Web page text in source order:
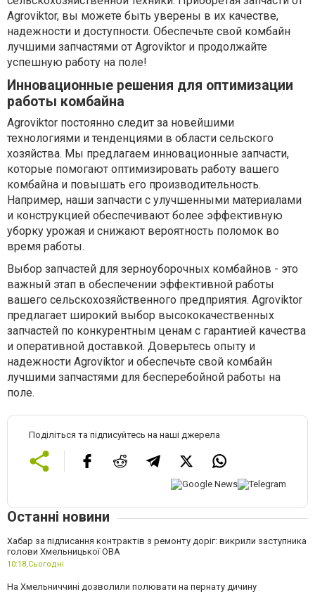
Agroviktor, вы можете быть уверены в их качестве,
надежности и доступности. Обеспечьте свой комбайн
лучшими запчастями от Agroviktor и продолжайте
успешную работу на поле!
Инновационные решения для оптимизации
работы комбайна
Agroviktor постоянно следит за новейшими
технологиями и тенденциями в области сельского
хозяйства. Мы предлагаем инновационные запчасти,
которые помогают оптимизировать работу вашего
комбайна и повышать его производительность.
Например, наши запчасти с улучшенными материалами
и конструкцией обеспечивают более эффективную
уборку урожая и снижают вероятность поломок во
время работы.
Выбор запчастей для зерноуборочных комбайнов - это
важный этап в обеспечении эффективной работы
вашего сельскохозяйственного предприятия. Agroviktor
предлагает широкий выбор высококачественных
запчастей по конкурентным ценам с гарантией качества
и оперативной доставкой. Доверьтесь опыту и
надежности Agroviktor и обеспечьте свой комбайн
лучшими запчастями для бесперебойной работы на
поле.
Поділіться та підписуйтесь на наші джерела
Останні новини
Хабар за підписання контрактів з ремонту доріг: викрили заступника
голови Хмельницької ОВА
10:18,Сьогодні
На Хмельниччині дозволили полювати на пернату дичину